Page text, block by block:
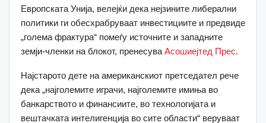
Европската Унија, велејќи дека нејзините либерални
политики ги обесхрабруваат инвестициите и предвиде
„голема фрактура“ помеѓу источните и западните
земји-членки на блокот, пренесува Асошиејтед Прес.
Најстарото дете на американскиот претседател рече
дека „најголемите играчи, најголемите имиња во
банкарството и финансиите, во технологијата и
вештачката интелигенција во сите области“ веруваат